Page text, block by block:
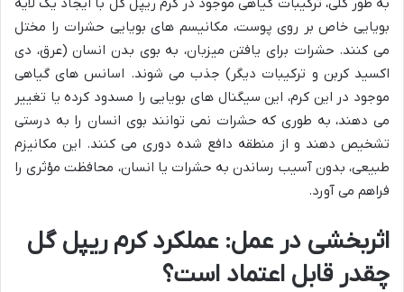
بویایی خاص بر روی پوست، مکانیسم های بویایی حشرات را مختل
می کنند. حشرات برای یافتن میزبان، به بوی بدن انسان (عرق، دی
اکسید کربن و ترکیبات دیگر) جذب می شوند. اسانس های گیاهی
موجود در این کرم، این سیگنال های بویایی را مسدود کرده یا تغییر
می دهند، به طوری که حشرات نمی توانند بوی انسان را به درستی
تشخیص دهند و از منطقه دافع شده دوری می کنند. این مکانیزم
طبیعی، بدون آسیب رساندن به حشرات یا انسان، محافظت مؤثری را
فراهم می آورد.
اثربخشی در عمل: عملکرد کرم ریپل گل
چقدر قابل اعتماد است؟